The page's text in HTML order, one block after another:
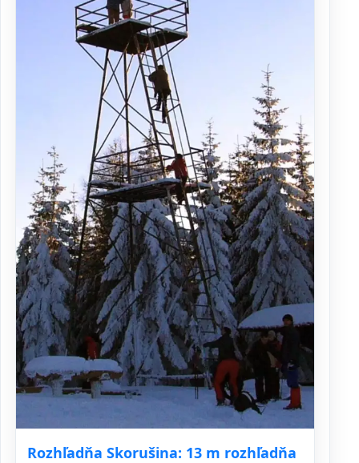
Rozhľadňa Skorušina: 13 m rozhľadňa